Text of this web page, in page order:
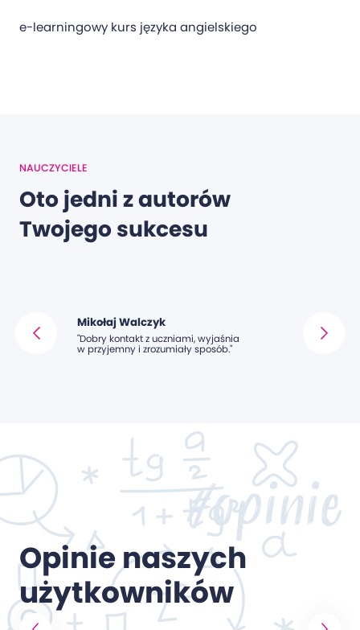
e-learningowy kurs języka angielskiego
NAUCZYCIELE
Oto jedni z autorów
Twojego sukcesu
Mikołaj Walczyk
"Dobry kontakt z uczniami, wyjaśnia
w przyjemny i zrozumiały sposób."
"Ogromna
Opinie naszych
użytkowników
#opinie